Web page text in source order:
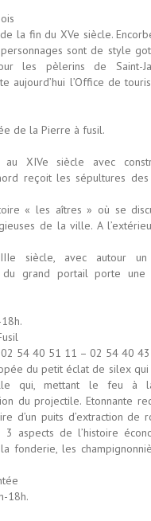
la fin du XVe siècle.
sont de style
les pèlerins de Saint-
aujourd’hui l’Office de
de la Pierre à fusil.
au XIVe siècle avec
reçoit les sépultures des
« les aîtres » où se
de la ville. A
siècle, avec autour un
du grand portail porte une
54 40 51 11 – 02 54 40
du petit éclat de silex
qui, mettant le feu à
du projectile. Etonnante
d’un puits d’extraction de
3 aspects de l’histoire
fonderie, les
18h.